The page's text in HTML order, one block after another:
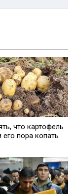
что картофель
его пора копать